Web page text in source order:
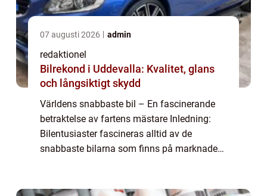
07 augusti 2026 admin
redaktionel
Bilrekond i Uddevalla: Kvalitet, glans
och långsiktigt skydd
Världens snabbaste bil – En fascinerande
betraktelse av fartens mästare Inledning:
Bilentusiaster fascineras alltid av de
snabbaste bilarna som finns på marknaden.